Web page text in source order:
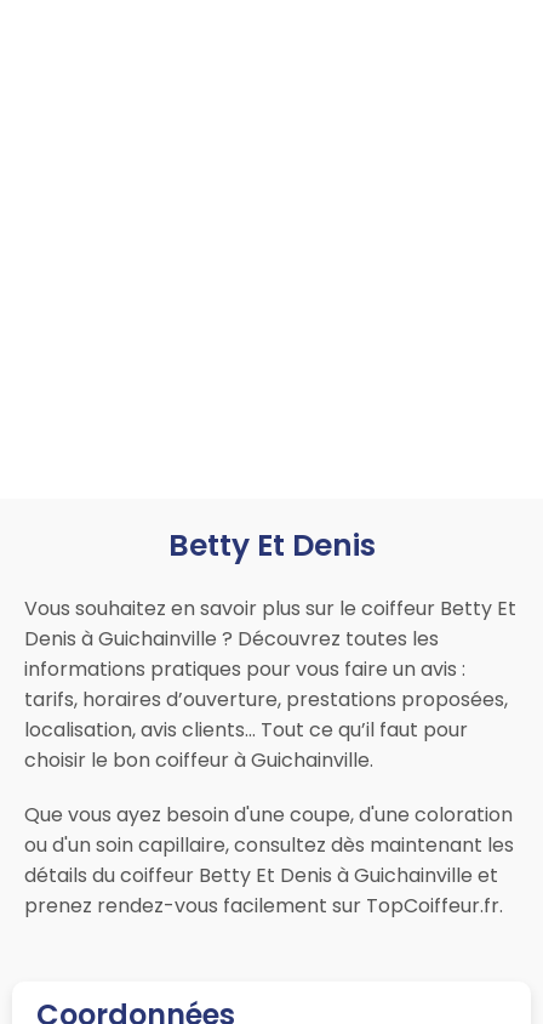
Betty Et Denis
Vous souhaitez en savoir plus sur le coiffeur Betty Et
Denis à Guichainville ? Découvrez toutes les
informations pratiques pour vous faire un avis :
tarifs, horaires d’ouverture, prestations proposées,
localisation, avis clients… Tout ce qu’il faut pour
choisir le bon coiffeur à Guichainville.
Que vous ayez besoin d'une coupe, d'une coloration
ou d'un soin capillaire, consultez dès maintenant les
détails du coiffeur Betty Et Denis à Guichainville et
prenez rendez-vous facilement sur TopCoiffeur.fr.
Coordonnées